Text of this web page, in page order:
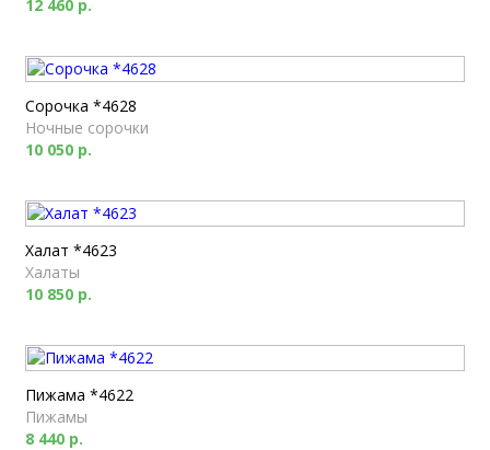
12 460 р.
Сорочка *4628
Ночные сорочки
10 050 р.
Халат *4623
Халаты
10 850 р.
Пижама *4622
Пижамы
8 440 р.